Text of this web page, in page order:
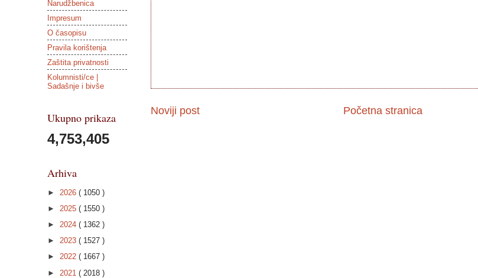
Noviji post Početna stranica
Narudžbenica
Impresum
O časopisu
Pravila korištenja
Zaštita privatnosti
Kolumnisti/ce |
Sadašnje i bivše
Ukupno prikaza
4,753,405
Arhiva
► 2026 ( 1050 )
► 2025 ( 1550 )
► 2024 ( 1362 )
► 2023 ( 1527 )
► 2022 ( 1667 )
► 2021 ( 2018 )